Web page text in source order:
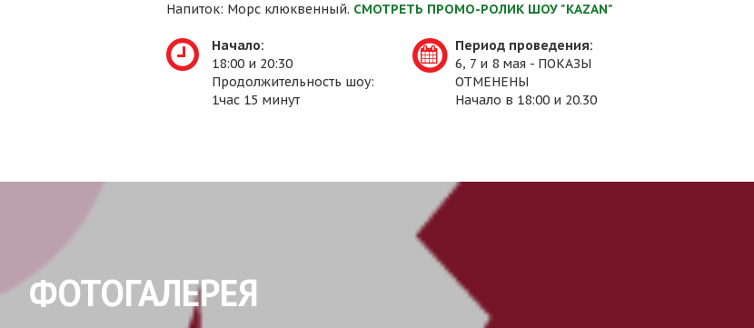
Напиток: Морс клюквенный. СМОТРЕТЬ ПРОМО-РОЛИК ШОУ "KAZAN"
Начало:
18:00 и 20:30
Продолжительность шоу:
1час 15 минут
Период проведения:
6, 7 и 8 мая - ПОКАЗЫ
ОТМЕНЕНЫ
Начало в 18:00 и 20.30
ФОТОГАЛЕРЕЯ